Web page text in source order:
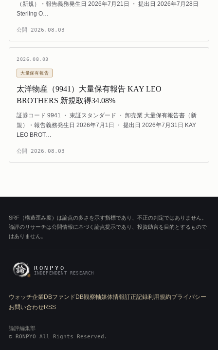
（新規）・報告義務発生日 2026年7月21日 ・ 提出日 2026年7月28日
Sterling O…
公開 2026.08.03
2026.08.03
大量保有報告
太洋物産（9941）大量保有報告 KAY LEO
BROTHERS 新規取得34.08%
証券コード 9941 ・ 東証スタンダード ・ 卸売業 大量保有報告書（新
規）・報告義務発生日 2026年7月1日 ・ 提出日 2026年7月31日 KAY
LEO BROT…
公開 2026.08.03
SRF（構造歪み度）は論点の多さを示す指標であり、不正の判定ではありません。
論評のリサーチは公開情報に基づく論点提示であり、投資助言を目的とするもので
はありません。
RONPYO
INDEPENDENT RESEARCH
ウォッチ企業DBファンドDB観察軸媒体情報訂正記録利用規約プライバシー
お問い合わせRSS
論評編集部
© RONPYO All Rights Reserved.